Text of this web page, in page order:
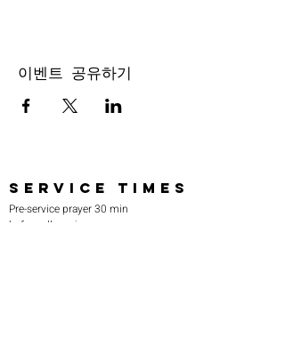
이벤트 공유하기
SERVICE TIMES
Pre-service prayer 30 min
before all services